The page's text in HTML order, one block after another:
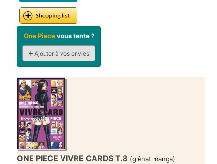
One Piecevous tente ?
Ajouter à vos envies
ONE PIECE VIVRE CARDS T.8 (glénat manga)